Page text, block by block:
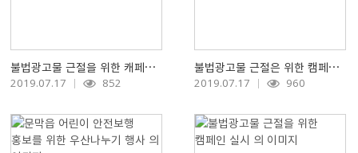
불법광고물 근절을 위한 캐페인 실시
2019.07.17 852
불법광고물 근절은 위한 캠페인 실시
2019.07.17 960